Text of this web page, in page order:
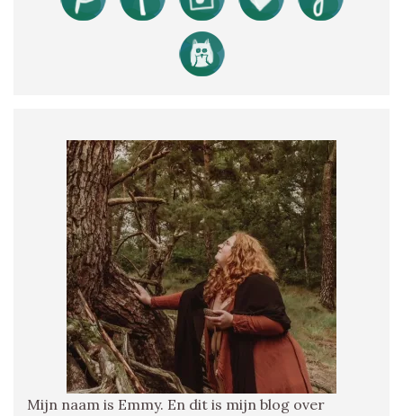
Mijn naam is Emmy. En dit is mijn blog over